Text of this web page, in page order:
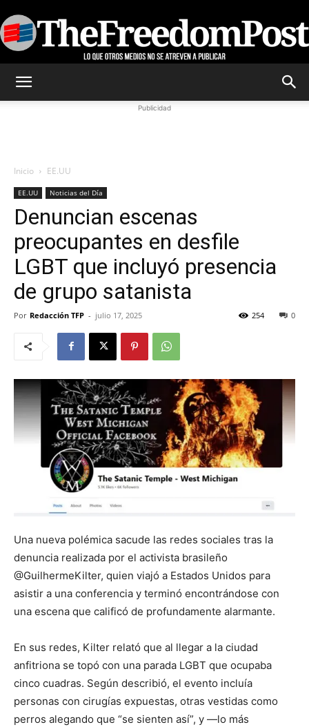
Publicidad
Inicio EE.UU
EE.UU Noticias del Día
Denuncian escenas
preocupantes en desfile
LGBT que incluyó presencia
de grupo satanista
Por Redacción TFP - julio 17, 2025 0
254
Una nueva polémica sacude las redes sociales tras la
denuncia realizada por el activista brasileño
@GuilhermeKilter, quien viajó a Estados Unidos para
asistir a una conferencia y terminó encontrándose con
una escena que calificó de profundamente alarmante.
En sus redes, Kilter relató que al llegar a la ciudad
anfitriona se topó con una parada LGBT que ocupaba
cinco cuadras. Según describió, el evento incluía
personas con cirugías expuestas, otras vestidas como
perros alegando que “se sienten así”, y —lo más